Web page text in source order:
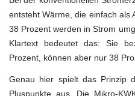
entsteht Wärme, die einfach als
38 Prozent werden in Strom
Klartext bedeutet das: Sie
Prozent, können aber nur 38
Genau hier spielt das Prinzip
Pluspunkte aus. Die Mikro-